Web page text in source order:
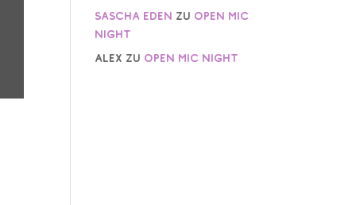
Sascha Eden zu Open Mic
Night
Alex zu Open Mic Night